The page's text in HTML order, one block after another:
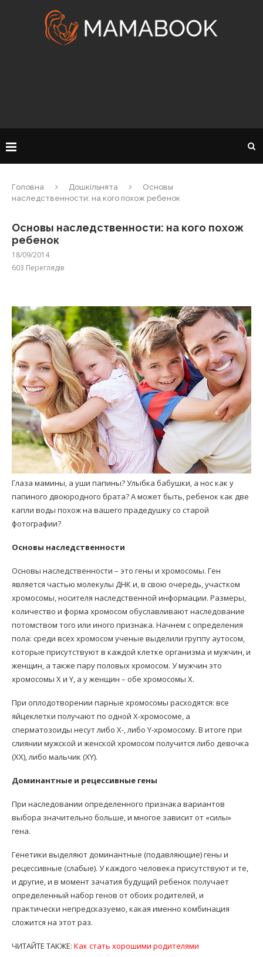
Головна Дошкільнята
Основы
наследственности: на кого похож ребенок
Основы наследственности: на кого похож
ребенок
18/09/2014
603 Переглядів
Глаза мамины, а уши папины? Улыбка бабушки, а нос как у
папиного двоюродного брата? А может быть, ребенок как две
капли воды похож на вашего прадедушку со старой
фотографии?
Основы наследственности
Основы наследственности – это гены и хромосомы. Ген
является частью молекулы ДНК и, в свою очередь, участком
хромосомы, носителя наследственной информации. Размеры,
количество и форма хромосом обуславливают наследование
потомством того или иного признака. Начнем с определения
пола: среди всех хромосом ученые выделили группу аутосом,
которые присутствуют в каждой клетке организма и мужчин, и
женщин, а также пару половых хромосом. У мужчин это
хромосомы Х и Y, а у женщин – обе хромосомы Х.
При оплодотворении парные хромосомы расходятся: все
яйцеклетки получают по одной Х-хромосоме, а
сперматозоиды несут либо Х-, либо Y-хромосому. В итоге при
слиянии мужской и женской хромосом получится либо девочка
(ХХ), либо мальчик (ХY).
Доминантные и рецессивные гены
При наследовании определенного признака вариантов
выбора значительно больше, и многое зависит от «силы»
гена.
Генетики выделяют доминантные (подавляющие) гены и
рецессивные (слабые). У каждого человека присутствуют и те,
и другие, и в момент зачатия будущий ребенок получает
определенный набор генов от обоих родителей, и
практически непредсказуемо, какая именно комбинация
сложится на этот раз.
ЧИТАЙТЕ ТАКЖЕ: Как стать хорошими родителями